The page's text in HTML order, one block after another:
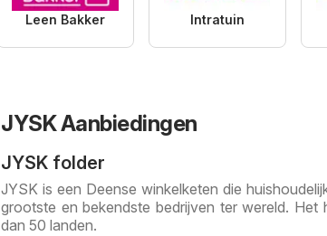
Leen Bakker Intratuin
JYSK Aanbiedingen
JYSK folder
JYSK is een Deense winkelketen die
grootste en bekendste bedrijven ter wereld.
dan 50 landen.